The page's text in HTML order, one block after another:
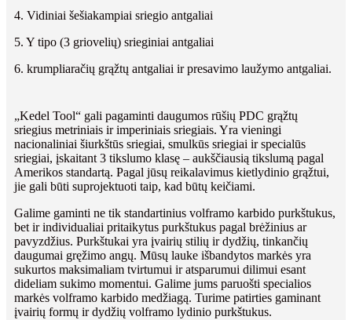
4. Vidiniai šešiakampiai sriegio antgaliai
5. Y tipo (3 griovelių) srieginiai antgaliai
6. krumpliaračių grąžtų antgaliai ir presavimo laužymo antgaliai.
„Kedel Tool“ gali pagaminti daugumos rūšių PDC grąžtų
sriegius metriniais ir imperiniais sriegiais. Yra vieningi
nacionaliniai šiurkštūs sriegiai, smulkūs sriegiai ir specialūs
sriegiai, įskaitant 3 tikslumo klasę – aukščiausią tikslumą pagal
Amerikos standartą. Pagal jūsų reikalavimus kietlydinio grąžtui,
jie gali būti suprojektuoti taip, kad būtų keičiami.
Galime gaminti ne tik standartinius volframo karbido purkštukus,
bet ir individualiai pritaikytus purkštukus pagal brėžinius ar
pavyzdžius. Purkštukai yra įvairių stilių ir dydžių, tinkančių
daugumai gręžimo angų. Mūsų lauke išbandytos markės yra
sukurtos maksimaliam tvirtumui ir atsparumui dilimui esant
dideliam sukimo momentui. Galime jums paruošti specialios
markės volframo karbido medžiagą. Turime patirties gaminant
įvairių formų ir dydžių volframo lydinio purkštukus.